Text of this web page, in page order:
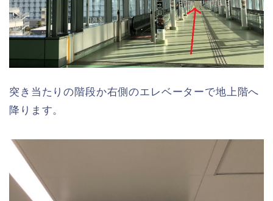
突き当たりの階段か右側のエレベーターで地上階へ
降ります。